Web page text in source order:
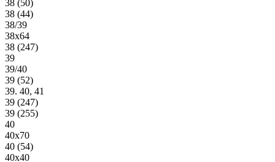
38 (50)
38 (44)
38/39
38х64
38 (247)
39
39/40
39 (52)
39. 40, 41
39 (247)
39 (255)
40
40х70
40 (54)
40х40